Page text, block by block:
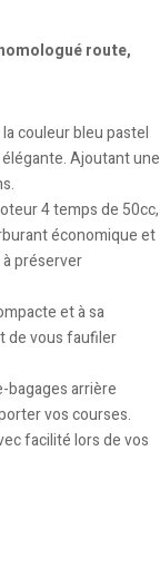
route,
couleur bleu pastel
Ajoutant une
4 temps de 50cc,
économique et
préserver
et à sa
de vous faufiler
bagages arrière
vos courses.
facilité lors de vos